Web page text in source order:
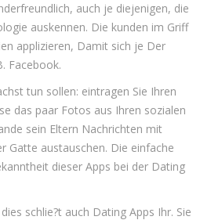
auch je diejenigen, die
auskennen. Die kunden im Griff
applizieren, Damit sich je Der
Facebook.
tun sollen: eintragen Sie Ihren
das paar Fotos aus Ihren sozialen
sein Eltern Nachrichten mit
Gatte austauschen. Die einfache
dieser Apps bei der Dating
schlie?t auch Dating Apps Ihr. Sie